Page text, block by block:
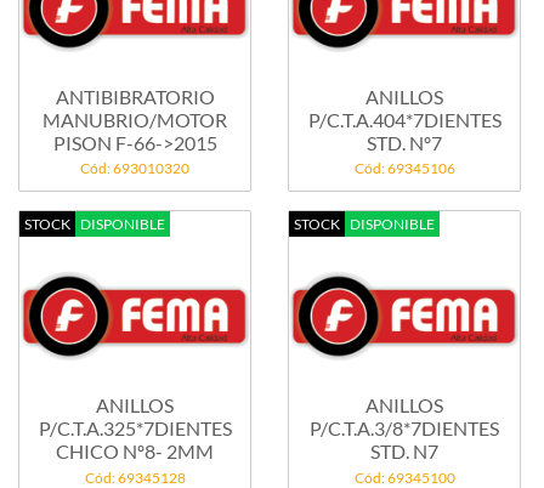
ANTIBIBRATORIO
MANUBRIO/MOTOR
PISON F-66->2015
Cód: 693010320
ANILLOS
P/C.T.A.404*7DIENTES
STD. Nº7
Cód: 69345106
STOCK DISPONIBLE
ANILLOS
P/C.T.A.325*7DIENTES
CHICO Nº8- 2MM
Cód: 69345128
STOCK DISPONIBLE
ANILLOS
P/C.T.A.3/8*7DIENTES
STD. N7
Cód: 69345100